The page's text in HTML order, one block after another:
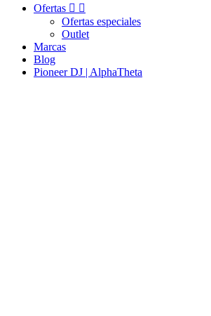
Ofertas  
Ofertas especiales
Outlet
Marcas
Blog
Pioneer DJ | AlphaTheta